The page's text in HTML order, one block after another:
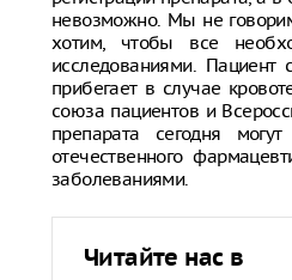
невозможно. Мы не
хотим, чтобы все
исследованиями.
прибегает в случае
союза пациентов и
препарата сегодня
отечественного
заболеваниями.
Читайте нас в